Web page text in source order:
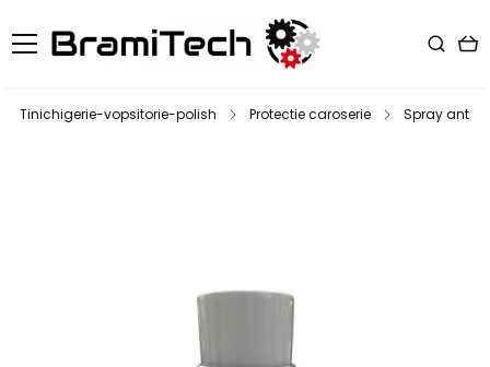
Tinichigerie-vopsitorie-polish Protectie caroserie Spray